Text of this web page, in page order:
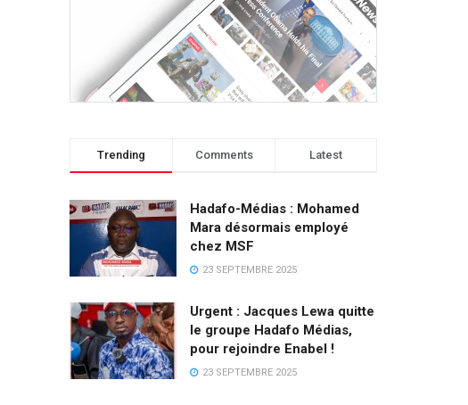
Trending Comments Latest
Hadafo-Médias : Mohamed
Mara désormais employé
chez MSF
23 SEPTEMBRE 2025
Urgent : Jacques Lewa quitte
le groupe Hadafo Médias,
pour rejoindre Enabel !
23 SEPTEMBRE 2025